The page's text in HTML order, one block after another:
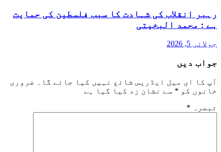
رہبر انقلاب کی شہادت کا سبب فلسطین کی حمایت
ہے : محمد البخیتی
جولائی 5, 2026
جواب دیں
آپ کا ای میل ایڈریس شائع نہیں کیا جائے گا۔
ضروری
خانوں کو * سے نشان زد کیا گیا ہے
تبصرہ *